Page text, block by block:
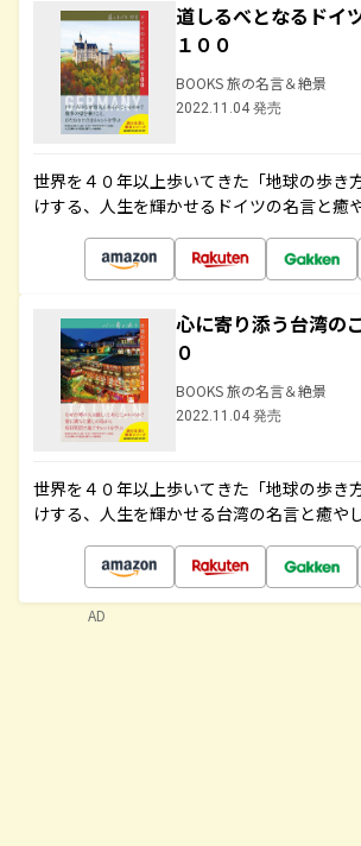
道しるべとなるドイ
１００
BOOKS 旅の名言＆絶景
2022.11.04 発売
世界を４０年以上歩いてきた「地球の歩き
けする、人生を輝かせるドイツの名言と癒
心に寄り添う台湾の
０
BOOKS 旅の名言＆絶景
2022.11.04 発売
世界を４０年以上歩いてきた「地球の歩き
けする、人生を輝かせる台湾の名言と癒や
AD